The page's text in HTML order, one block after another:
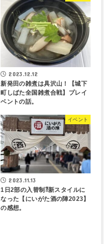
2023.12.12
新発田の雑煮は具沢山！【城下
町しばた全国雑煮合戦】プレイ
ベントの話。
イベント
2023.11.13
1日2部の入替制⁈新スタイルに
なった【にいがた酒の陣2023】
の感想。